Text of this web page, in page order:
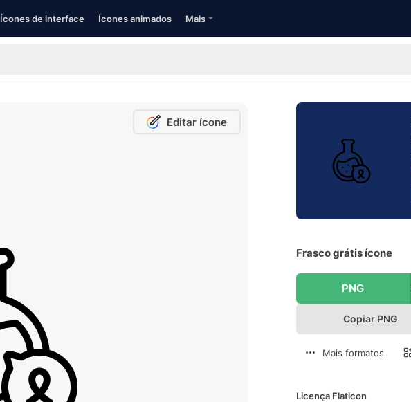
Ícones de interface Ícones animados Mais
Editar ícone
Frasco grátis ícone
PNG
Copiar PNG
Mais formatos
Licença Flaticon